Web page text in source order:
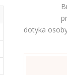
dotyka